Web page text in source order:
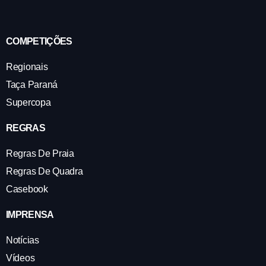
COMPETIÇÕES
Regionais
Taça Paraná
Supercopa
REGRAS
Regras De Praia
Regras De Quadra
Casebook
IMPRENSA
Notícias
Vídeos